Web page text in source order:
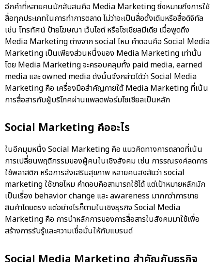
อีกคำที่หลายคนมักสับสนคือ Media Marketing ซึ่งหมายถึงการใช้
สื่อทุกประเภทในการทำการตลาด ไม่ว่าจะเป็นสื่อดั้งเดิมหรือสื่อดิจิทัล
เช่น โทรทัศน์ ป้ายโฆษณา เว็บไซต์ หรือโซเชียลมีเดีย เมื่อพูดถึง
Media Marketing ต่างจาก social ไหม คำตอบคือ Social Media
Marketing เป็นเพียงส่วนหนึ่งของ Media Marketing เท่านั้น
โดย Media Marketing จะครอบคลุมทั้ง paid media, earned
media และ owned media ดังนั้นจึงกล่าวได้ว่า Social Media
Marketing คือ เครื่องมือสำคัญภายใต้ Media Marketing ที่เน้น
การสื่อสารกับผู้บริโภคผ่านแพลตฟอร์มโซเชียลเป็นหลัก
Social Marketing คืออะไร
ในอีกมุมหนึ่ง Social Marketing คือ แนวคิดทางการตลาดที่เน้น
การเปลี่ยนพฤติกรรมของผู้คนในเชิงสังคม เช่น การรณรงค์ลดการ
ใช้พลาสติก หรือการส่งเสริมสุขภาพ หลายคนสงสัยว่า social
marketing ใช้ขายไหม คำตอบคือสามารถใช้ได้ แต่เป้าหมายหลักมัก
เป็นเรื่อง behavior change และ awareness มากกว่าการขาย
สินค้าโดยตรง แต่อย่างไรก็ตามในเชิงธุรกิจ Social Media
Marketing คือ การนำหลักการของการสื่อสารในสังคมมาใช้เพื่อ
สร้างการรับรู้และความเชื่อมั่นให้กับแบรนด์